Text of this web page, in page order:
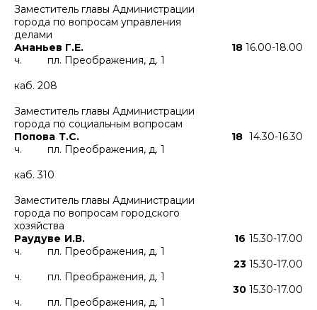
Заместитель главы Администрации
города по вопросам управления
делами
Ананьев Г.Е. 1816.00-18.00
ч. пл. Преображения, д. 1
каб. 208
Заместитель главы Администрации
города по социальным вопросам
Попова Т.С. 1814.30-16.30
ч. пл. Преображения, д. 1
каб. 310
Заместитель главы Администрации
города по вопросам городского
хозяйства
Раудуве И.В.
1615.30-17.00
ч. пл. Преображения, д. 1
2315.30-17.00
ч. пл. Преображения, д. 1
3015.30-17.00
ч. пл. Преображения, д. 1